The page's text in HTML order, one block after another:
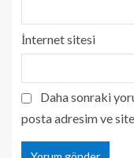
İnternet sitesi
Daha sonraki
posta adresim ve